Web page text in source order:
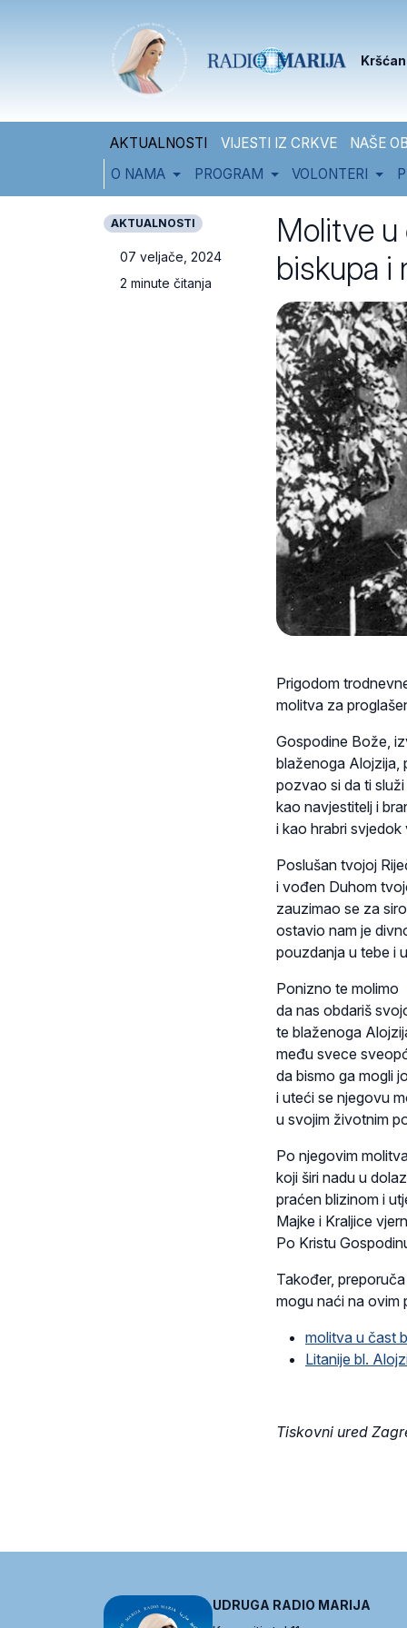
AKTUALNOSTI VIJESTI IZ CRKVE
NAŠE
O NAMA
PROGRAM VOLONTERI
AKTUALNOSTI
07 veljače, 2024
2 minute čitanja
Molitve u
biskupa i
Prigodom
molitva za
Gospodine Bože,
blaženoga Alojzija,
pozvao si da ti služi
kao navjestitelj i
i kao hrabri svjedok
Poslušan tvojoj
i vođen Duhom
zauzimao se za
ostavio nam je
pouzdanja u tebe i
Ponizno te molimo
da nas obdariš
te blaženoga
među svece
da bismo ga mogli
i uteći se njegovu
u svojim životnim
Po njegovim
koji širi nadu u
praćen blizinom i
Majke i Kraljice
Po Kristu
Također,
mogu naći na ovim
molitva u čast
Litanije bl.
Tiskovni ured
UDRUGA RADIO MARIJA